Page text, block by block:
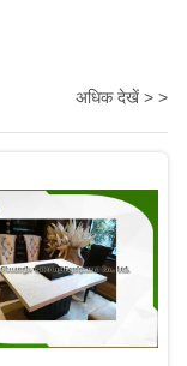
अधिक देखें > >